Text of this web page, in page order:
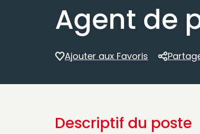
Agent de
Ajouter aux Favoris
Descriptif du poste